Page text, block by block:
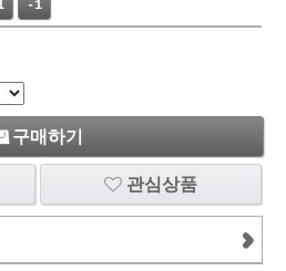
-1
구매하기
관심상품